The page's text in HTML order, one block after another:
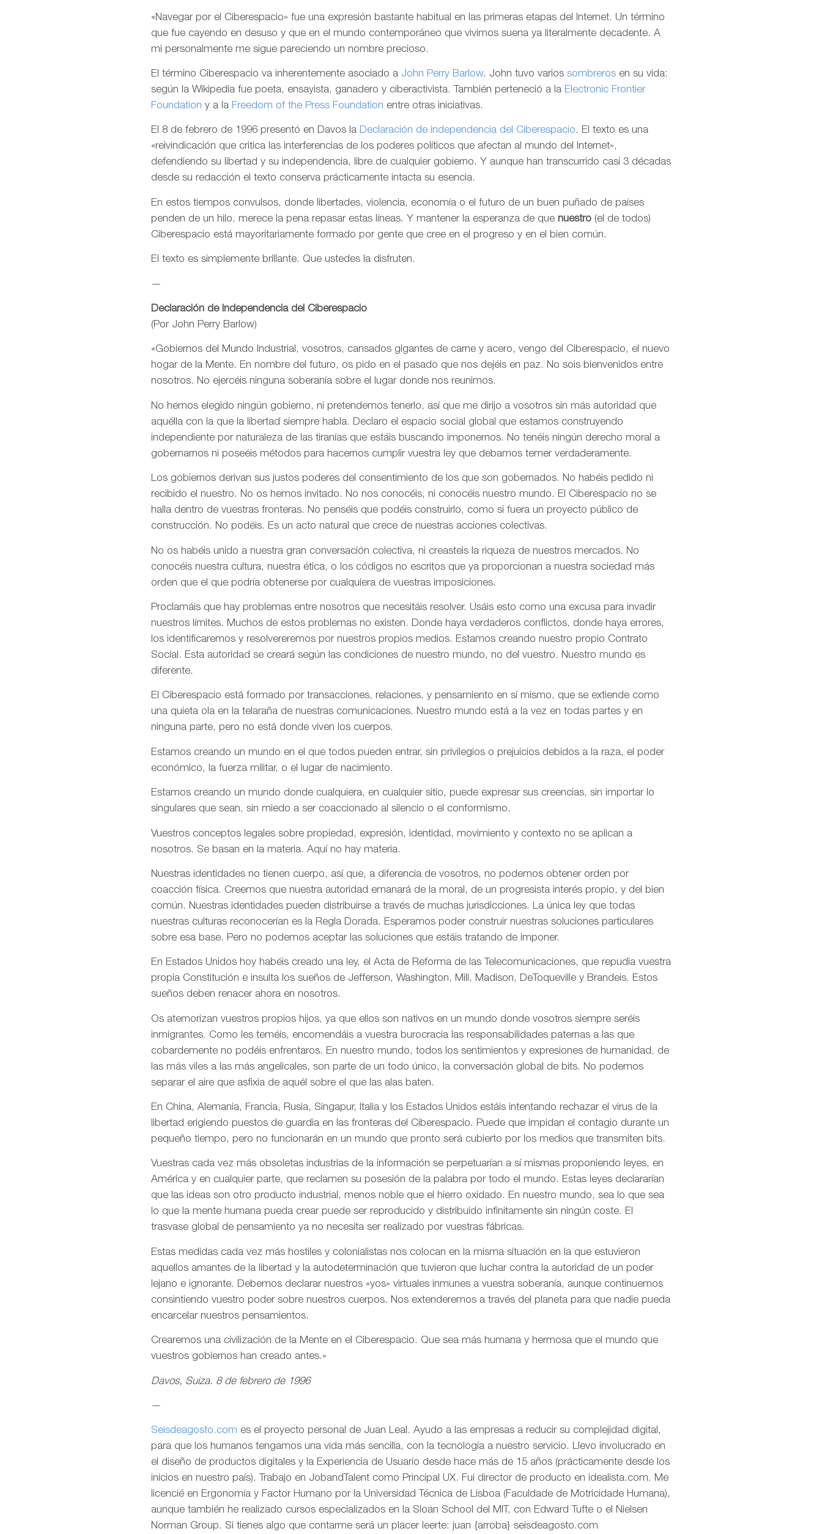
«Navegar por el Ciberespacio» fue una expresión bastante habitual en las primeras etapas del Internet. Un término
que fue cayendo en desuso y que en el mundo contemporáneo que vivimos suena ya literalmente decadente. A
mi personalmente me sigue pareciendo un nombre precioso.
El término Ciberespacio va inherentemente asociado a John Perry Barlow. John tuvo varios sombreros en su vida:
según la Wikipedia fue poeta, ensayista, ganadero y ciberactivista. También perteneció a la Electronic Frontier
Foundation y a la Freedom of the Press Foundation entre otras iniciativas.
El 8 de febrero de 1996 presentó en Davos la Declaración de independencia del Ciberespacio. El texto es una
«reivindicación que critica las interferencias de los poderes políticos que afectan al mundo del Internet»,
defendiendo su libertad y su independencia, libre de cualquier gobierno. Y aunque han transcurrido casi 3 décadas
desde su redacción el texto conserva prácticamente intacta su esencia.
En estos tiempos convulsos, donde libertades, violencia, economía o el futuro de un buen puñado de países
penden de un hilo, merece la pena repasar estas líneas. Y mantener la esperanza de que nuestro (el de todos)
Ciberespacio está mayoritariamente formado por gente que cree en el progreso y en el bien común.
El texto es simplemente brillante. Que ustedes la disfruten.
—
Declaración de Independencia del Ciberespacio
(Por John Perry Barlow)
«Gobiernos del Mundo Industrial, vosotros, cansados gigantes de carne y acero, vengo del Ciberespacio, el nuevo
hogar de la Mente. En nombre del futuro, os pido en el pasado que nos dejéis en paz. No sois bienvenidos entre
nosotros. No ejercéis ninguna soberanía sobre el lugar donde nos reunimos.
No hemos elegido ningún gobierno, ni pretendemos tenerlo, así que me dirijo a vosotros sin más autoridad que
aquélla con la que la libertad siempre habla. Declaro el espacio social global que estamos construyendo
independiente por naturaleza de las tiranías que estáis buscando imponernos. No tenéis ningún derecho moral a
gobernarnos ni poseéis métodos para hacernos cumplir vuestra ley que debamos temer verdaderamente.
Los gobiernos derivan sus justos poderes del consentimiento de los que son gobernados. No habéis pedido ni
recibido el nuestro. No os hemos invitado. No nos conocéis, ni conocéis nuestro mundo. El Ciberespacio no se
halla dentro de vuestras fronteras. No penséis que podéis construirlo, como si fuera un proyecto público de
construcción. No podéis. Es un acto natural que crece de nuestras acciones colectivas.
No os habéis unido a nuestra gran conversación colectiva, ni creasteis la riqueza de nuestros mercados. No
conocéis nuestra cultura, nuestra ética, o los códigos no escritos que ya proporcionan a nuestra sociedad más
orden que el que podría obtenerse por cualquiera de vuestras imposiciones.
Proclamáis que hay problemas entre nosotros que necesitáis resolver. Usáis esto como una excusa para invadir
nuestros límites. Muchos de estos problemas no existen. Donde haya verdaderos conflictos, donde haya errores,
los identificaremos y resolvereremos por nuestros propios medios. Estamos creando nuestro propio Contrato
Social. Esta autoridad se creará según las condiciones de nuestro mundo, no del vuestro. Nuestro mundo es
diferente.
El Ciberespacio está formado por transacciones, relaciones, y pensamiento en sí mismo, que se extiende como
una quieta ola en la telaraña de nuestras comunicaciones. Nuestro mundo está a la vez en todas partes y en
ninguna parte, pero no está donde viven los cuerpos.
Estamos creando un mundo en el que todos pueden entrar, sin privilegios o prejuicios debidos a la raza, el poder
económico, la fuerza militar, o el lugar de nacimiento.
Estamos creando un mundo donde cualquiera, en cualquier sitio, puede expresar sus creencias, sin importar lo
singulares que sean, sin miedo a ser coaccionado al silencio o el conformismo.
Vuestros conceptos legales sobre propiedad, expresión, identidad, movimiento y contexto no se aplican a
nosotros. Se basan en la materia. Aquí no hay materia.
Nuestras identidades no tienen cuerpo, así que, a diferencia de vosotros, no podemos obtener orden por
coacción física. Creemos que nuestra autoridad emanará de la moral, de un progresista interés propio, y del bien
común. Nuestras identidades pueden distribuirse a través de muchas jurisdicciones. La única ley que todas
nuestras culturas reconocerían es la Regla Dorada. Esperamos poder construir nuestras soluciones particulares
sobre esa base. Pero no podemos aceptar las soluciones que estáis tratando de imponer.
En Estados Unidos hoy habéis creado una ley, el Acta de Reforma de las Telecomunicaciones, que repudia vuestra
propia Constitución e insulta los sueños de Jefferson, Washington, Mill, Madison, DeToqueville y Brandeis. Estos
sueños deben renacer ahora en nosotros.
Os atemorizan vuestros propios hijos, ya que ellos son nativos en un mundo donde vosotros siempre seréis
inmigrantes. Como les teméis, encomendáis a vuestra burocracia las responsabilidades paternas a las que
cobardemente no podéis enfrentaros. En nuestro mundo, todos los sentimientos y expresiones de humanidad, de
las más viles a las más angelicales, son parte de un todo único, la conversación global de bits. No podemos
separar el aire que asfixia de aquél sobre el que las alas baten.
En China, Alemania, Francia, Rusia, Singapur, Italia y los Estados Unidos estáis intentando rechazar el virus de la
libertad erigiendo puestos de guardia en las fronteras del Ciberespacio. Puede que impidan el contagio durante un
pequeño tiempo, pero no funcionarán en un mundo que pronto será cubierto por los medios que transmiten bits.
Vuestras cada vez más obsoletas industrias de la información se perpetuarían a sí mismas proponiendo leyes, en
América y en cualquier parte, que reclamen su posesión de la palabra por todo el mundo. Estas leyes declararían
que las ideas son otro producto industrial, menos noble que el hierro oxidado. En nuestro mundo, sea lo que sea
lo que la mente humana pueda crear puede ser reproducido y distribuido infinitamente sin ningún coste. El
trasvase global de pensamiento ya no necesita ser realizado por vuestras fábricas.
Estas medidas cada vez más hostiles y colonialistas nos colocan en la misma situación en la que estuvieron
aquellos amantes de la libertad y la autodeterminación que tuvieron que luchar contra la autoridad de un poder
lejano e ignorante. Debemos declarar nuestros «yos» virtuales inmunes a vuestra soberanía, aunque continuemos
consintiendo vuestro poder sobre nuestros cuerpos. Nos extenderemos a través del planeta para que nadie pueda
encarcelar nuestros pensamientos.
Crearemos una civilización de la Mente en el Ciberespacio. Que sea más humana y hermosa que el mundo que
vuestros gobiernos han creado antes.»
Davos, Suiza. 8 de febrero de 1996
—
Seisdeagosto.com es el proyecto personal de Juan Leal. Ayudo a las empresas a reducir su complejidad digital,
para que los humanos tengamos una vida más sencilla, con la tecnología a nuestro servicio. Llevo involucrado en
el diseño de productos digitales y la Experiencia de Usuario desde hace más de 15 años (prácticamente desde los
inicios en nuestro país). Trabajo en JobandTalent como Principal UX. Fui director de producto en idealista.com. Me
licencié en Ergonomía y Factor Humano por la Universidad Técnica de Lisboa (Faculdade de Motricidade Humana),
aunque también he realizado cursos especializados en la Sloan School del MIT, con Edward Tufte o el Nielsen
Norman Group. Si tienes algo que contarme será un placer leerte: juan {arroba} seisdeagosto.com